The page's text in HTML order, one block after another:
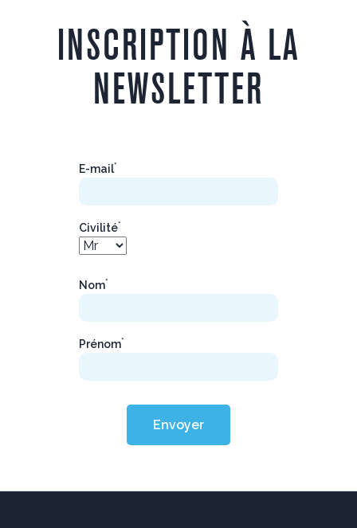
INSCRIPTION À LA
NEWSLETTER
E-mail*
Civilité*
Nom*
Prénom*
Envoyer